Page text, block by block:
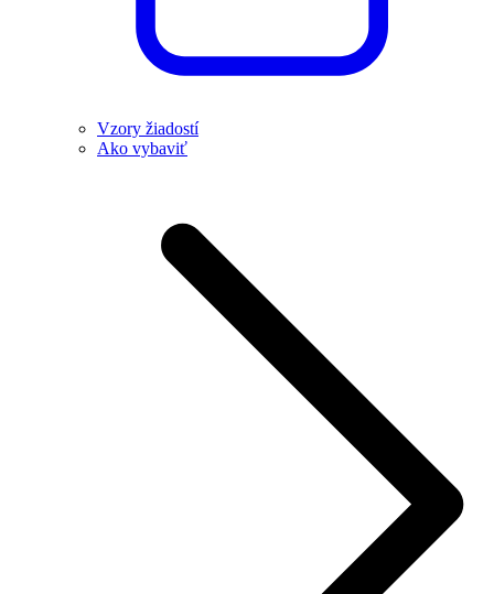
Vzory žiadostí
Ako vybaviť